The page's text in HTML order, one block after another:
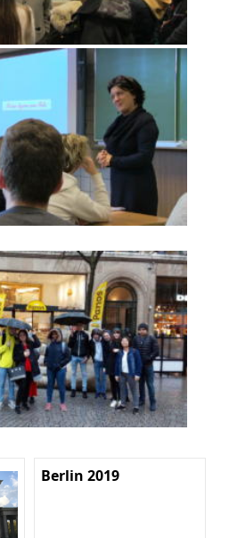
Berlin 2019